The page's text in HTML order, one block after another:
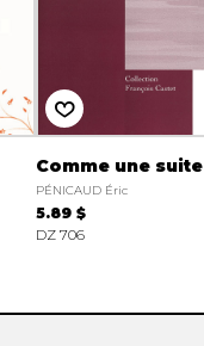
Comme une suite
PÉNICAUD Éric
5.89 $
DZ 706